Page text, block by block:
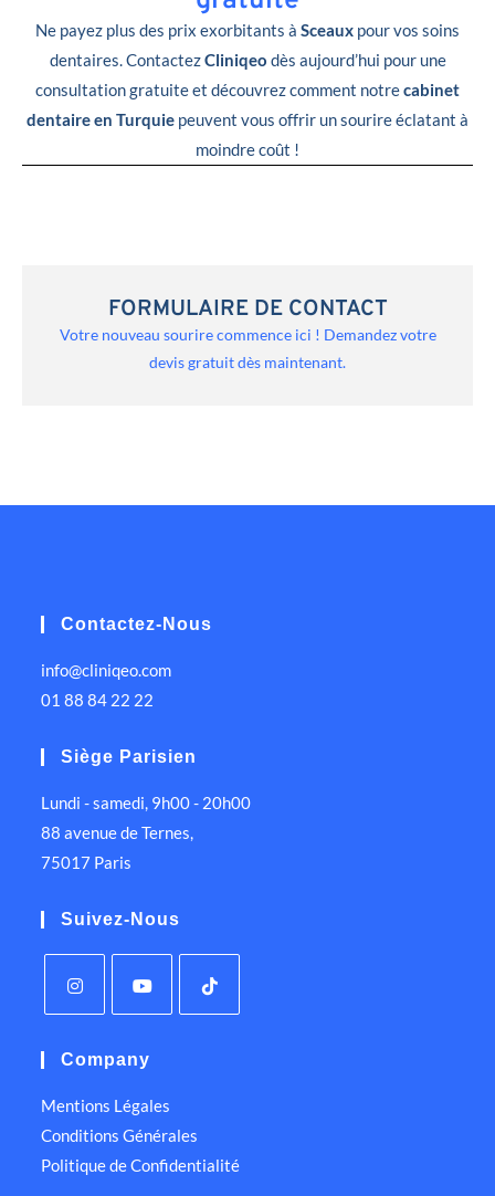
Ne payez plus des prix exorbitants à Sceaux pour vos soins
dentaires. ContactezCliniqeo dès aujourd’hui pour une
consultation gratuite et découvrez comment notrecabinet
dentaire en Turquie peuvent vous offrir un sourire éclatant à
moindre coût !
FORMULAIRE DE CONTACT
Votre nouveau sourire commence ici ! Demandez votre
devis gratuit dès maintenant.
Contactez-Nous
info@cliniqeo.com
01 88 84 22 22
Siège Parisien
Lundi - samedi, 9h00 - 20h00
88 avenue de Ternes,
75017 Paris
Suivez-Nous
Company
Mentions Légales
Conditions Générales
Politique de Confidentialité